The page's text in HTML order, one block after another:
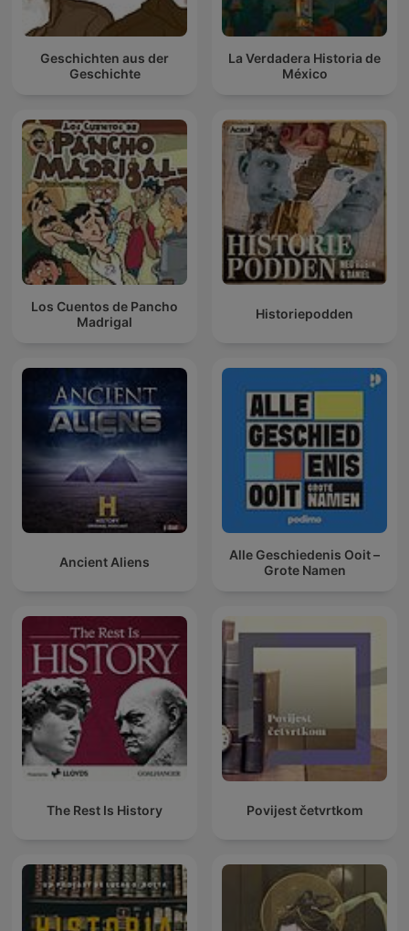
La Verdadera Historia de
México
Geschichten aus der
Geschichte
Historiepodden
Los Cuentos de Pancho
Madrigal
Alle Geschiedenis Ooit –
Grote Namen
Ancient Aliens
Povijest četvrtkom
The Rest Is History